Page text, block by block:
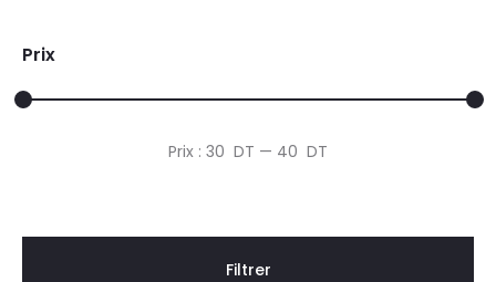
DT.
DT.
Prix
Prix
Prix
Filtrer
Prix : 30 DT — 40 DT